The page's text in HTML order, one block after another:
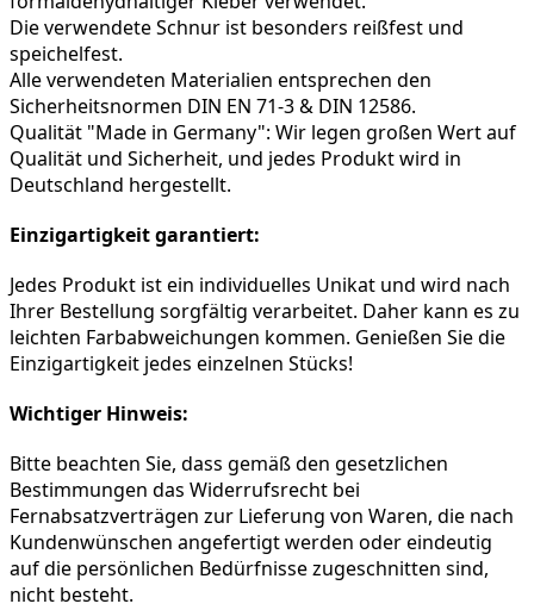
Die verwendete Schnur ist besonders reißfest und
speichelfest.
Alle verwendeten Materialien entsprechen den
Sicherheitsnormen DIN EN 71-3 & DIN 12586.
Qualität "Made in Germany": Wir legen großen Wert auf
Qualität und Sicherheit, und jedes Produkt wird in
Deutschland hergestellt.
Einzigartigkeit garantiert:
Jedes Produkt ist ein individuelles Unikat und wird nach
Ihrer Bestellung sorgfältig verarbeitet. Daher kann es zu
leichten Farbabweichungen kommen. Genießen Sie die
Einzigartigkeit jedes einzelnen Stücks!
Wichtiger Hinweis:
Bitte beachten Sie, dass gemäß den gesetzlichen
Bestimmungen das Widerrufsrecht bei
Fernabsatzverträgen zur Lieferung von Waren, die nach
Kundenwünschen angefertigt werden oder eindeutig
auf die persönlichen Bedürfnisse zugeschnitten sind,
nicht besteht.